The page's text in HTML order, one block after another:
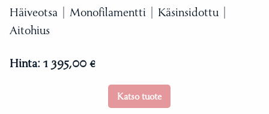
Häiveotsa | Monofilamentti | Käsinsidottu |
Aitohius
Hinta: 1 395,00 €
Katso tuote